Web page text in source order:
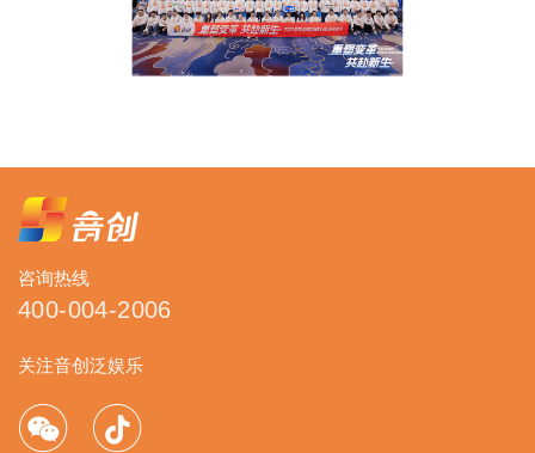
咨询热线
400-004-2006
关注音创泛娱乐